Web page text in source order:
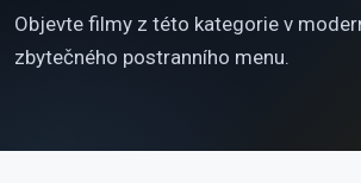
Objevte filmy z této kategorie v
zbytečného postranního menu.